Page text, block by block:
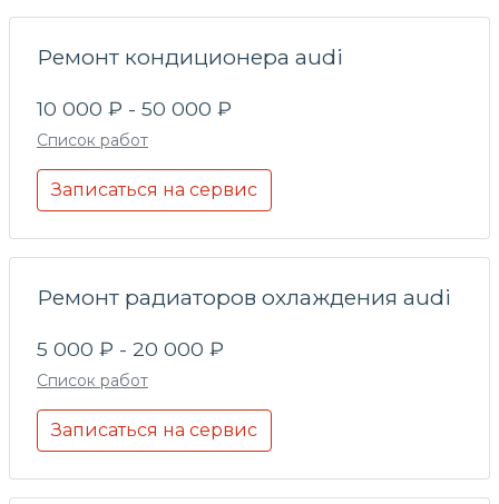
Ремонт кондиционера audi
10 000 ₽ - 50 000 ₽
Список работ
Записаться на сервис
Ремонт радиаторов охлаждения audi
5 000 ₽ - 20 000 ₽
Список работ
Записаться на сервис